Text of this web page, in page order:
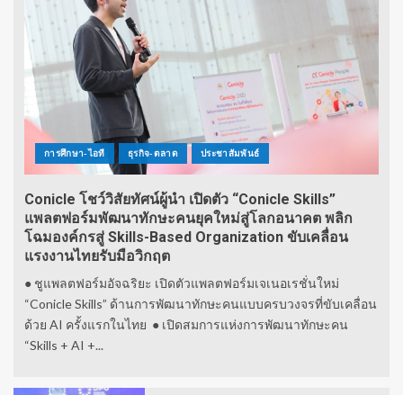
การศึกษา-ไอที ธุรกิจ-ตลาด ประชาสัมพันธ์
Conicle โชว์วิสัยทัศน์ผู้นำ เปิดตัว “Conicle Skills”
แพลตฟอร์มพัฒนาทักษะคนยุคใหม่สู่โลกอนาคต พลิก
โฉมองค์กรสู่ Skills-Based Organization ขับเคลื่อน
แรงงานไทยรับมือวิกฤต
● ชูแพลตฟอร์มอัจฉริยะ เปิดตัวแพลตฟอร์มเจเนอเรชั่นใหม่
“Conicle Skills” ด้านการพัฒนาทักษะคนแบบครบวงจรที่ขับเคลื่อน
ด้วย AI ครั้งแรกในไทย ● เปิดสมการแห่งการพัฒนาทักษะคน
“Skills + AI +...